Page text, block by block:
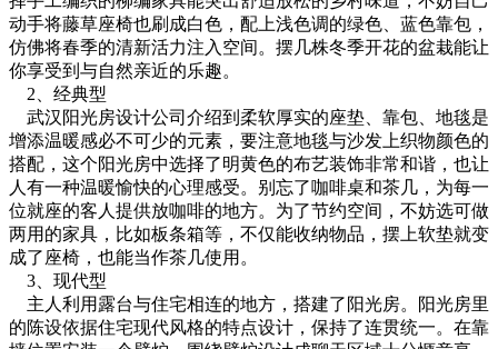
动手将藤草座椅也刷成白色，配上浅色调的绿色、蓝色靠包，
仿佛将春季的清新活力注入空间。摆几株冬季开花的盆栽能让
你享受到与自然亲近的乐趣。
2、经典型
武汉阳光房设计公司介绍到柔软厚实的座垫、靠包、地毯是
增添温暖感必不可少的元素，要注意地毯与沙发上织物颜色的
搭配，这个阳光房中选择了明黄色的布艺装饰非常和谐，也让
人有一种温暖愉快的心理感受。别忘了咖啡桌和茶几，为每一
位就座的客人提供放咖啡的地方。为了节约空间，不妨选可做
两用的家具，比如板条箱等，不仅能收纳物品，摆上软垫就变
成了座椅，也能当作茶几使用。
3、现代型
主人利用露台与住宅相连的地方，搭建了阳光房。阳光房里
的陈设依据住宅现代风格的特点设计，保持了连贯统一。在靠